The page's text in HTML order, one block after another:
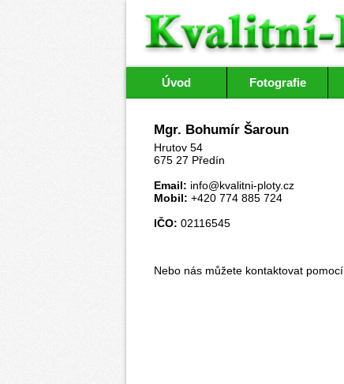
Úvod Fotografie
Mgr. Bohumír Šaroun
Hrutov 54
675 27 Předín
Email: info@kvalitni-ploty.cz
Mobil: +420 774 885 724
IČO: 02116545
Nebo nás můžete kontaktovat pomocí